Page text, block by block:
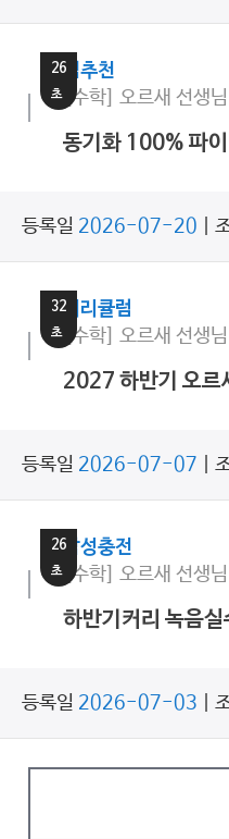
26
초
쌤추천
[수학] 오르새 선생님
동기화 100% 파
등록일 2026-07-20 |
32
초
커리큘럼
[수학] 오르새 선생님
2027 하반기 오르
등록일 2026-07-07 |
26
초
감성충전
[수학] 오르새 선생님
하반기커리 녹음
등록일 2026-07-03 |